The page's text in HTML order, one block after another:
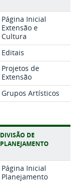
Página Inicial
Extensão e
Cultura
Editais
Projetos de
Extensão
Grupos Artísticos
DIVISÃO DE
PLANEJAMENTO
Página Inicial
Planejamento